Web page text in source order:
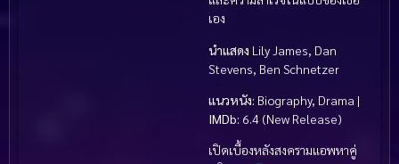
เอง
นำแสดง Lily James, Dan
Stevens, Ben Schnetzer
แนวหนัง: Biography, Drama |
IMDb: 6.4 (New Release)
เปิดเบื้องหลังสงครามแอพหาคู่